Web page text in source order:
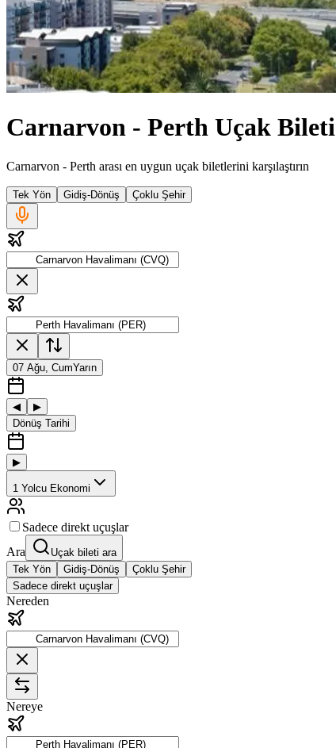
Carnarvon - Perth Uçak Bileti
Carnarvon - Perth arası en uygun uçak biletlerini karşılaştırın
Tek Yön Gidiş-Dönüş Çoklu Şehir
07 Ağu, CumYarın
◀
▶
Dönüş Tarihi
▶
1 Yolcu Ekonomi
Sadece direkt uçuşlar
Ara
Uçak bileti ara
Tek Yön
Gidiş-Dönüş
Çoklu Şehir
Sadece direkt uçuşlar
Nereden
Nereye